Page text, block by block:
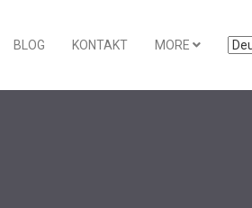
BLOG KONTAKT MORE